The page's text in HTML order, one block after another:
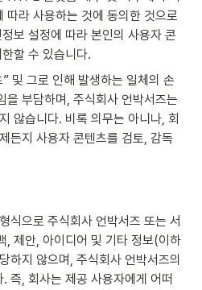
따라 사용하는 것에 동의한 것으로
보 설정에 따라 본인의 사용자 콘
할 수 있습니다.
및 그로 인해 발생하는 일체의 손
을 부담하며, 주식회사 언박서즈는
않습니다. 비록 의무는 아니나, 회
든지 사용자 콘텐츠를 검토, 감독
식으로 주식회사 언박서즈 또는 서
, 제안, 아이디어 및 기타 정보(이하
하지 않으며, 주식회사 언박서즈의
즉, 회사는 제공 사용자에게 어떠